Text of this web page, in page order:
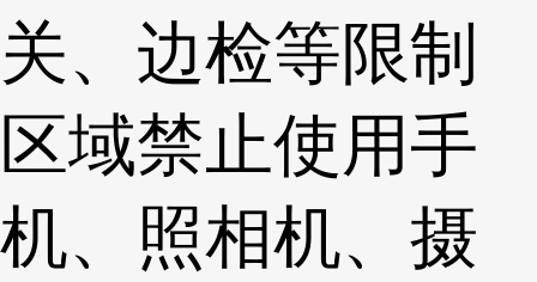
关、边检等限制
区域禁止使用手
机、照相机、摄